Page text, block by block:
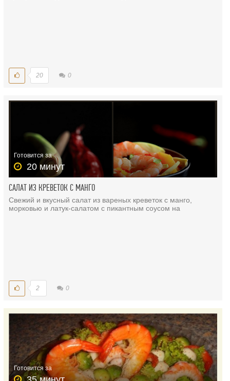
20 0
Готовится за
20 минут
САЛАТ ИЗ КРЕВЕТОК С МАНГО
Свежий и вкусный салат из вареных креветок с манго,
морковью и латук-салатом с пикантным соусом на
2 0
Готовится за